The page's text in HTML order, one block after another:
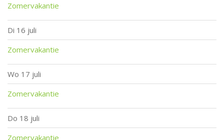
Zomervakantie
Di 16 juli
Zomervakantie
Wo 17 juli
Zomervakantie
Do 18 juli
Zomervakantie